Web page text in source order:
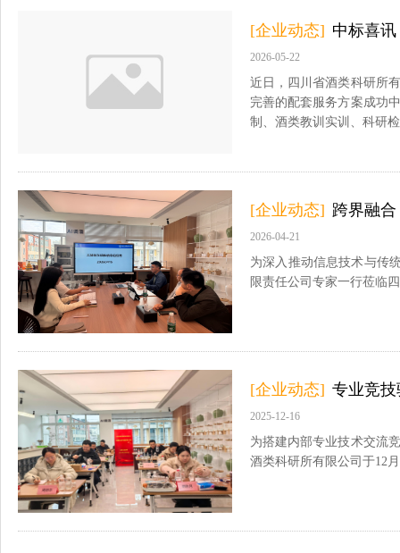
[企业动态] 中标喜
2026-05-22
近日，四川省酒类科研所
完善的配套服务方案成功
制、酒类教训实训、科研
[企业动态] 跨界融
2026-04-21
为深入推动信息技术与传
限责任公司专家一行莅临
[企业动态] 专业竞
2025-12-16
为搭建内部专业技术交流
酒类科研所有限公司于12